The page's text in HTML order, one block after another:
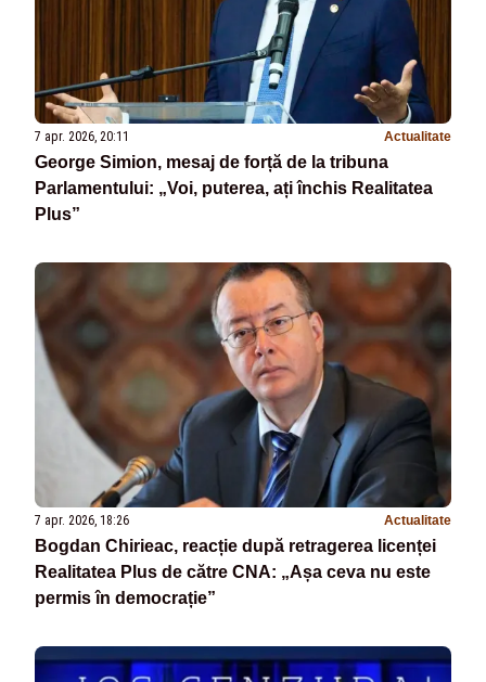
7 apr. 2026, 20:11 Actualitate
George Simion, mesaj de forță de la tribuna
Parlamentului: „Voi, puterea, ați închis Realitatea
Plus”
7 apr. 2026, 18:26 Actualitate
Bogdan Chirieac, reacție după retragerea licenței
Realitatea Plus de către CNA: „Așa ceva nu este
permis în democrație”